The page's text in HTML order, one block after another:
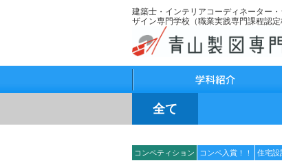
建築士・インテリアコーディネーター
ザイン専門学校（職業実践専門課程認定
学科紹介
全て
コンペティション コンペ入賞！！ 住宅設